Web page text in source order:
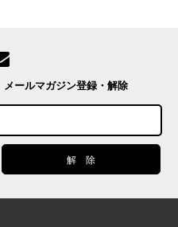
メールマガジン登録・解除